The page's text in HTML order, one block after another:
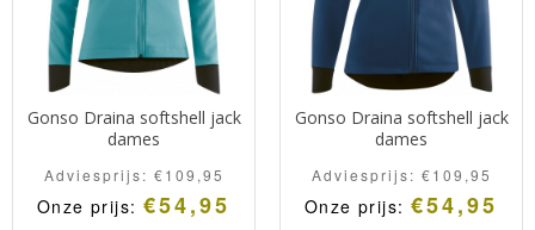
Gonso Draina softshell jack
dames
Adviesprijs: €109,95
Onze prijs: €54,95
Gonso Draina softshell jack
dames
Adviesprijs: €109,95
Onze prijs: €54,95